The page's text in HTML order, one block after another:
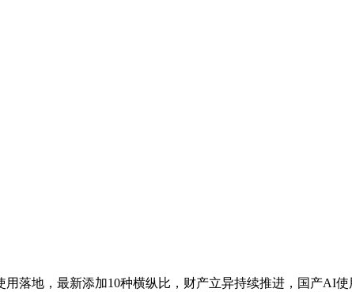
地，最新添加10种横纵比，财产立异持续推进，国产AI